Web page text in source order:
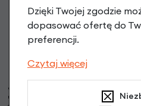
podaj swój adres e-
Możesz zrezygnować w każdej chwili. W
cookie. Administratorem Twoich danych
ul. Świdnicka 49; e-mail:
Dzięki Twojej zgodzie
dopasować ofertę do
preferencji.
Czytaj więcej